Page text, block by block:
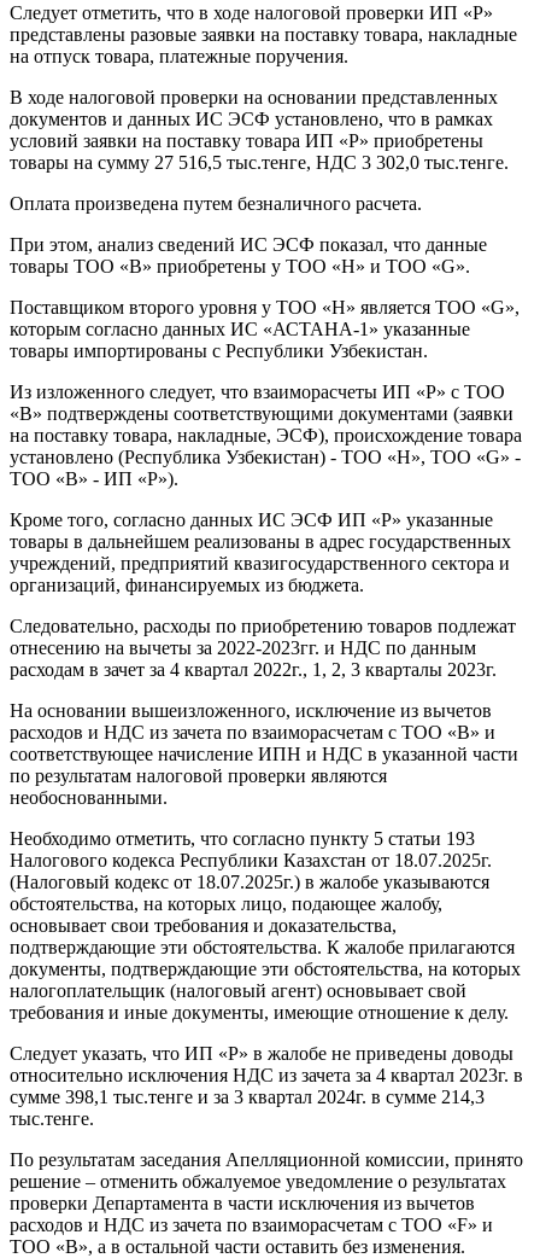
Следует отметить, что в ходе налоговой проверки ИП «P»
представлены разовые заявки на поставку товара, накладные
на отпуск товара, платежные поручения.
В ходе налоговой проверки на основании представленных
документов и данных ИС ЭСФ установлено, что в рамках
условий заявки на поставку товара ИП «P» приобретены
товары на сумму 27 516,5 тыс.тенге, НДС 3 302,0 тыс.тенге.
Оплата произведена путем безналичного расчета.
При этом, анализ сведений ИС ЭСФ показал, что данные
товары ТОО «B» приобретены у ТОО «Н» и ТОО «G».
Поставщиком второго уровня у ТОО «Н» является ТОО «G»,
которым согласно данных ИС «АСТАНА-1» указанные
товары импортированы с Республики Узбекистан.
Из изложенного следует, что взаиморасчеты ИП «P» с ТОО
«B» подтверждены соответствующими документами (заявки
на поставку товара, накладные, ЭСФ), происхождение товара
установлено (Республика Узбекистан) - ТОО «Н», ТОО «G» -
ТОО «B» - ИП «P»).
Кроме того, согласно данных ИС ЭСФ ИП «P» указанные
товары в дальнейшем реализованы в адрес государственных
учреждений, предприятий квазигосударственного сектора и
организаций, финансируемых из бюджета.
Следовательно, расходы по приобретению товаров подлежат
отнесению на вычеты за 2022-2023гг. и НДС по данным
расходам в зачет за 4 квартал 2022г., 1, 2, 3 кварталы 2023г.
На основании вышеизложенного, исключение из вычетов
расходов и НДС из зачета по взаиморасчетам с ТОО «B» и
соответствующее начисление ИПН и НДС в указанной части
по результатам налоговой проверки являются
необоснованными.
Необходимо отметить, что согласно пункту 5 статьи 193
Налогового кодекса Республики Казахстан от 18.07.2025г.
(Налоговый кодекс от 18.07.2025г.) в жалобе указываются
обстоятельства, на которых лицо, подающее жалобу,
основывает свои требования и доказательства,
подтверждающие эти обстоятельства. К жалобе прилагаются
документы, подтверждающие эти обстоятельства, на которых
налогоплательщик (налоговый агент) основывает свой
требования и иные документы, имеющие отношение к делу.
Следует указать, что ИП «P» в жалобе не приведены доводы
относительно исключения НДС из зачета за 4 квартал 2023г. в
сумме 398,1 тыс.тенге и за 3 квартал 2024г. в сумме 214,3
тыс.тенге.
По результатам заседания Апелляционной комиссии, принято
решение – отменить обжалуемое уведомление о результатах
проверки Департамента в части исключения из вычетов
расходов и НДС из зачета по взаиморасчетам с ТОО «F» и
ТОО «B», а в остальной части оставить без изменения.